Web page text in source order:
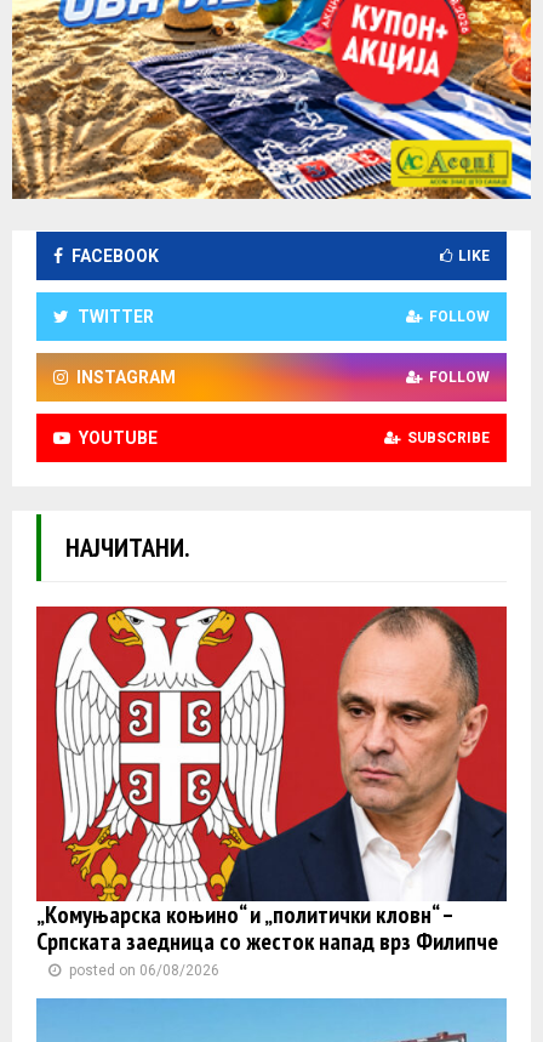
FACEBOOK LIKE
TWITTER FOLLOW
INSTAGRAM FOLLOW
YOUTUBE SUBSCRIBE
НАЈЧИТАНИ.
„Комуњарска коњино“ и „политички кловн“ –
Српската заедница со жесток напад врз Филипче
posted on 06/08/2026